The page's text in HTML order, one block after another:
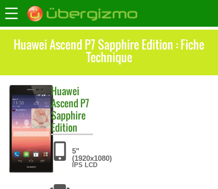
Huawei Ascend P7 Sapphire Edition : Fiche
Technique
Huawei
Ascend P7
Sapphire
Edition
5"
(1920x1080)
IPS LCD